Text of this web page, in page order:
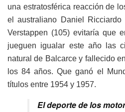
una estratosférica reacción de
el australiano Daniel
Verstappen (105) evitaría que
jueguen igualar este año las
natural de Balcarce y fallecido
los 84 años. Que ganó el
títulos entre 1954 y 1957.
El deporte de los